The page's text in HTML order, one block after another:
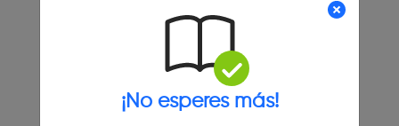
¡No esperes más!